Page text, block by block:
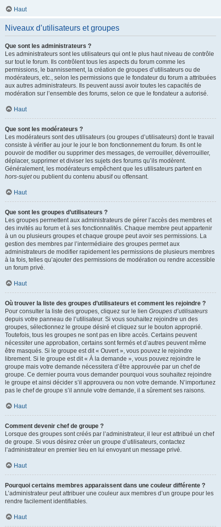
Haut
Niveaux d’utilisateurs et groupes
Que sont les administrateurs ?
Les administrateurs sont les utilisateurs qui ont le plus haut niveau de contrôle
sur tout le forum. Ils contrôlent tous les aspects du forum comme les
permissions, le bannissement, la création de groupes d’utilisateurs ou de
modérateurs, etc., selon les permissions que le fondateur du forum a attribuées
aux autres administrateurs. Ils peuvent aussi avoir toutes les capacités de
modération sur l’ensemble des forums, selon ce que le fondateur a autorisé.
Haut
Que sont les modérateurs ?
Les modérateurs sont des utilisateurs (ou groupes d’utilisateurs) dont le travail
consiste à vérifier au jour le jour le bon fonctionnement du forum. Ils ont le
pouvoir de modifier ou supprimer des messages, de verrouiller, déverrouiller,
déplacer, supprimer et diviser les sujets des forums qu’ils modèrent.
Généralement, les modérateurs empêchent que les utilisateurs partent en
hors-sujetou publient du contenu abusif ou offensant.
Haut
Que sont les groupes d’utilisateurs ?
Les groupes permettent aux administrateurs de gérer l’accès des membres et
des invités au forum et à ses fonctionnalités. Chaque membre peut appartenir
à un ou plusieurs groupes et chaque groupe peut avoir ses permissions. La
gestion des membres par l’intermédiaire des groupes permet aux
administrateurs de modifier rapidement les permissions de plusieurs membres
à la fois, telles qu’ajouter des permissions de modération ou rendre accessible
un forum privé.
Haut
Où trouver la liste des groupes d’utilisateurs et comment les rejoindre ?
Pour consulter la liste des groupes, cliquez sur le lien Groupes d’utilisateurs
depuis votre panneau de l’utilisateur. Si vous souhaitez rejoindre un des
groupes, sélectionnez le groupe désiré et cliquez sur le bouton approprié.
Toutefois, tous les groupes ne sont pas en libre accès. Certains peuvent
nécessiter une approbation, certains sont fermés et d’autres peuvent même
être masqués. Si le groupe est dit « Ouvert », vous pouvez le rejoindre
librement. Si le groupe est dit « À la demande », vous pouvez rejoindre le
groupe mais votre demande nécessitera d’être approuvée par un chef de
groupe. Ce dernier pourra vous demander pourquoi vous souhaitez rejoindre
le groupe et ainsi décider s’il approuvera ou non votre demande. N’importunez
pas le chef de groupe s’il annule votre demande, il a sûrement ses raisons.
Haut
Comment devenir chef de groupe ?
Lorsque des groupes sont créés par l’administrateur, il leur est attribué un chef
de groupe. Si vous désirez créer un groupe d’utilisateurs, contactez
l’administrateur en premier lieu en lui envoyant un message privé.
Haut
Pourquoi certains membres apparaissent dans une couleur différente ?
L’administrateur peut attribuer une couleur aux membres d’un groupe pour les
rendre facilement identifiables.
Haut